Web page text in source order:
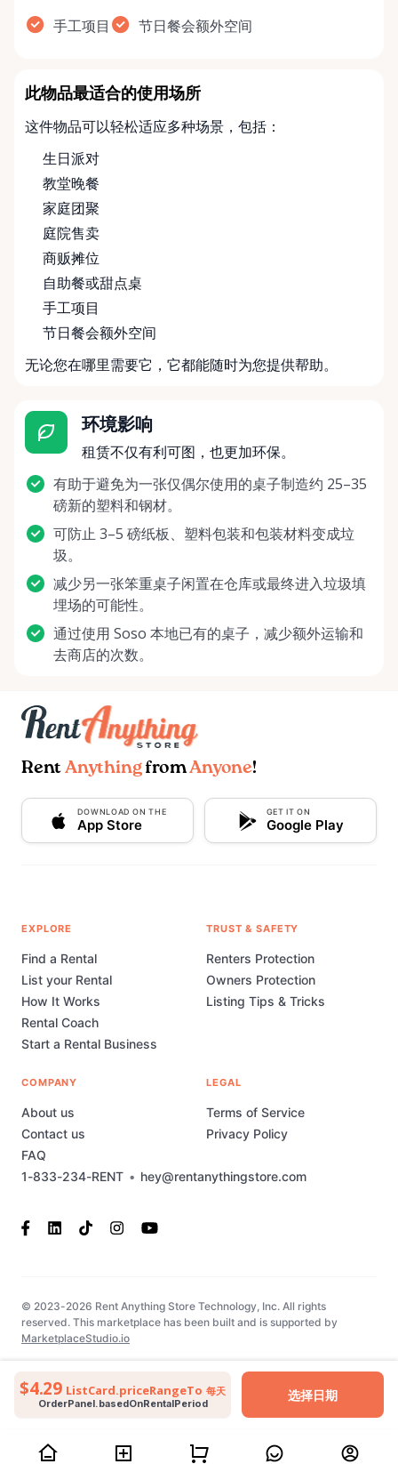
$4.29 ListCard.priceRangeTo 每天
OrderPanel.basedOnRentalPeriod
选择日期
手工项目 节日餐会额外空间
此物品最适合的使用场所
这件物品可以轻松适应多种场景，包括：
生日派对
教堂晚餐
家庭团聚
庭院售卖
商贩摊位
自助餐或甜点桌
手工项目
节日餐会额外空间
无论您在哪里需要它，它都能随时为您提供帮助。
环境影响
租赁不仅有利可图，也更加环保。
有助于避免为一张仅偶尔使用的桌子制造约 25–35
磅新的塑料和钢材。
可防止 3–5 磅纸板、塑料包装和包装材料变成垃
圾。
减少另一张笨重桌子闲置在仓库或最终进入垃圾填
埋场的可能性。
通过使用 Soso 本地已有的桌子，减少额外运输和
去商店的次数。
Rent AnythingfromAnyone!
DOWNLOAD ON THE
App Store
GET IT ON
Google Play
1-833-234-RENT • hey@rentanythingstore.com
EXPLORE
Find a Rental
List your Rental
How It Works
Rental Coach
Start a Rental Business
TRUST & SAFETY
Renters Protection
Owners Protection
Listing Tips & Tricks
COMPANY
About us
Contact us
FAQ
LEGAL
Terms of Service
Privacy Policy
© 2023-2026 Rent Anything Store Technology, Inc. All rights
reserved. This marketplace has been built and is supported by
MarketplaceStudio.io